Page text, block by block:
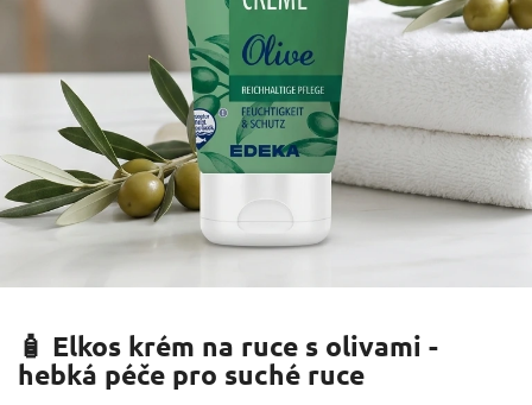
🧴 Elkos krém na ruce s olivami -
hebká péče pro suché ruce